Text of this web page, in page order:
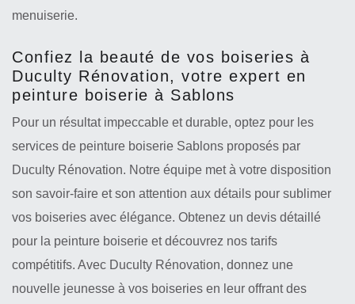
menuiserie.
Confiez la beauté de vos boiseries à
Duculty Rénovation, votre expert en
peinture boiserie à Sablons
Pour un résultat impeccable et durable, optez pour les
services de peinture boiserie Sablons proposés par
Duculty Rénovation. Notre équipe met à votre disposition
son savoir-faire et son attention aux détails pour sublimer
vos boiseries avec élégance. Obtenez un devis détaillé
pour la peinture boiserie et découvrez nos tarifs
compétitifs. Avec Duculty Rénovation, donnez une
nouvelle jeunesse à vos boiseries en leur offrant des